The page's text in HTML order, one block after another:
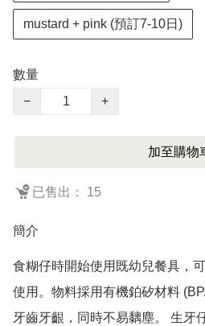
mustard + pink (預訂7-10日)
數量
−
+
加至購物
已售出： 15
簡介
食糊仔時開始使用既幼兒餐具，
使用。物料採用有機鉑矽材料
牙齒牙齦，同時不易黐塵。 生牙